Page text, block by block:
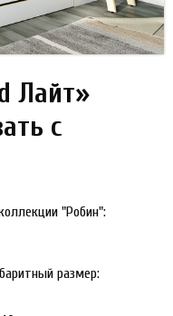
Лайт»
с
"Робин":
размер: